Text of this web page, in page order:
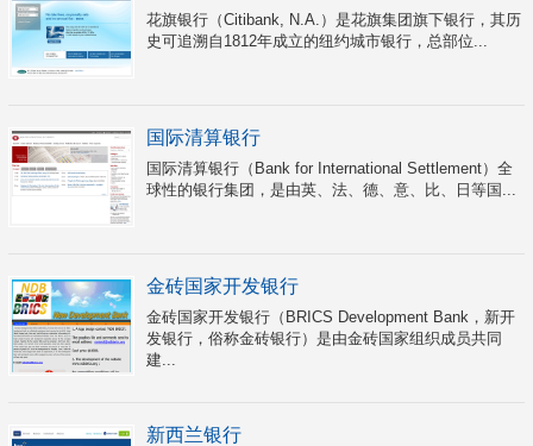
花旗银行（Citibank, N.A.）是花旗集团旗下银行，其历
史可追溯自1812年成立的纽约城市银行，总部位...
国际清算银行
国际清算银行（Bank for International Settlement）全
球性的银行集团，是由英、法、德、意、比、日等国...
金砖国家开发银行
金砖国家开发银行（BRICS Development Bank，新开
发银行，俗称金砖银行）是由金砖国家组织成员共同
建...
新西兰银行